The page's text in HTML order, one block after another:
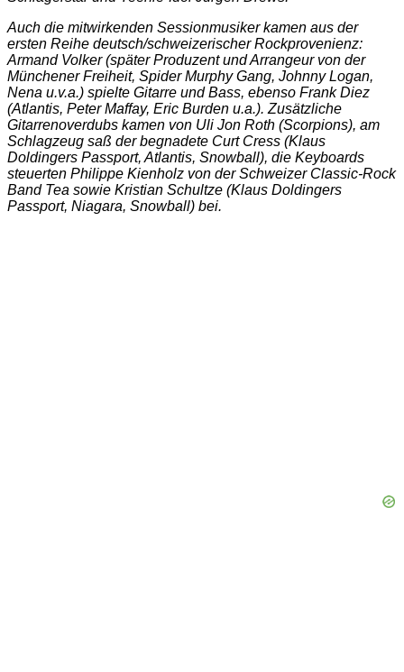
Auch die mitwirkenden Sessionmusiker kamen aus der
ersten Reihe deutsch/schweizerischer Rockprovenienz:
Armand Volker (später Produzent und Arrangeur von der
Münchener Freiheit, Spider Murphy Gang, Johnny Logan,
Nena u.v.a.) spielte Gitarre und Bass, ebenso Frank Diez
(Atlantis, Peter Maffay, Eric Burden u.a.). Zusätzliche
Gitarrenoverdubs kamen von Uli Jon Roth (Scorpions), am
Schlagzeug saß der begnadete Curt Cress (Klaus
Doldingers Passport, Atlantis, Snowball), die Keyboards
steuerten Philippe Kienholz von der Schweizer Classic-Rock
Band Tea sowie Kristian Schultze (Klaus Doldingers
Passport, Niagara, Snowball) bei.